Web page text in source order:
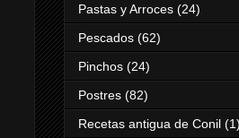
Pastas y Arroces (24)
Pescados (62)
Pinchos (24)
Postres (82)
Recetas antigua de Conil (1)